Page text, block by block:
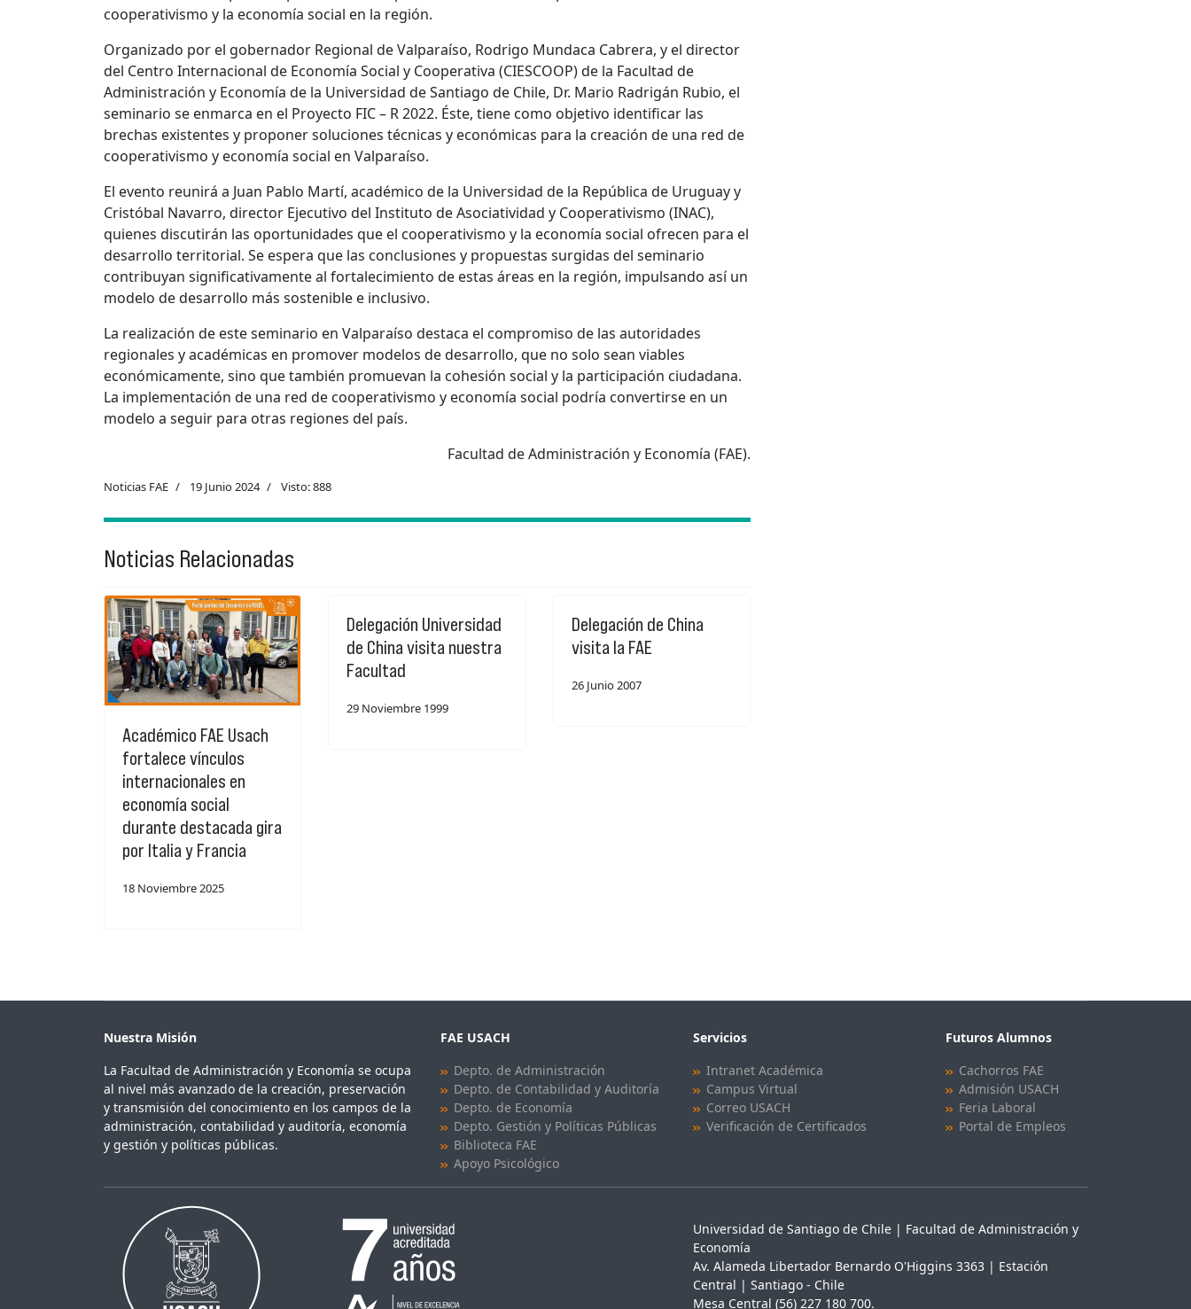
cooperativismo y la economía social en la región.
Organizado por el gobernador Regional de Valparaíso, Rodrigo Mundaca Cabrera, y el director
del Centro Internacional de Economía Social y Cooperativa (CIESCOOP) de la Facultad de
Administración y Economía de la Universidad de Santiago de Chile, Dr. Mario Radrigán Rubio, el
seminario se enmarca en el Proyecto FIC – R 2022. Éste, tiene como objetivo identificar las
brechas existentes y proponer soluciones técnicas y económicas para la creación de una red de
cooperativismo y economía social en Valparaíso.
El evento reunirá a Juan Pablo Martí, académico de la Universidad de la República de Uruguay y
Cristóbal Navarro, director Ejecutivo del Instituto de Asociatividad y Cooperativismo (INAC),
quienes discutirán las oportunidades que el cooperativismo y la economía social ofrecen para el
desarrollo territorial. Se espera que las conclusiones y propuestas surgidas del seminario
contribuyan significativamente al fortalecimiento de estas áreas en la región, impulsando así un
modelo de desarrollo más sostenible e inclusivo.
La realización de este seminario en Valparaíso destaca el compromiso de las autoridades
regionales y académicas en promover modelos de desarrollo, que no solo sean viables
económicamente, sino que también promuevan la cohesión social y la participación ciudadana.
La implementación de una red de cooperativismo y economía social podría convertirse en un
modelo a seguir para otras regiones del país.
Facultad de Administración y Economía (FAE).
Noticias FAE 19 Junio 2024 Visto: 888
Noticias Relacionadas
Académico FAE Usach
fortalece vínculos
internacionales en
economía social
durante destacada gira
por Italia y Francia
18 Noviembre 2025
Delegación Universidad
de China visita nuestra
Facultad
29 Noviembre 1999
Delegación de China
visita la FAE
26 Junio 2007
Nuestra Misión
La Facultad de Administración y Economía se ocupa
al nivel más avanzado de la creación, preservación
y transmisión del conocimiento en los campos de la
administración, contabilidad y auditoría, economía
y gestión y políticas públicas.
FAE USACH
Depto. de Administración
Depto. de Contabilidad y Auditoría
Depto. de Economía
Depto. Gestión y Políticas Públicas
Biblioteca FAE
Apoyo Psicológico
Servicios
Intranet Académica
Campus Virtual
Correo USACH
Verificación de Certificados
Futuros Alumnos
Cachorros FAE
Admisión USACH
Feria Laboral
Portal de Empleos
Universidad de Santiago de Chile | Facultad de Administración y
Economía
Av. Alameda Libertador Bernardo O'Higgins 3363 | Estación
Central | Santiago - Chile
Mesa Central (56) 227 180 700.